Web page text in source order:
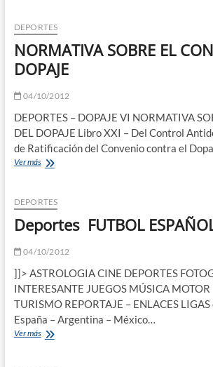
DEPORTES
NORMATIVA SOBRE EL
DOPAJE
04/10/2012
DEPORTES – DOPAJE VI NORMATIVA
DEL DOPAJE Libro XXI – Del Control
de Ratificación del Convenio contra el
Ver másNORMATIVA
CONTROL
DEL
DOPAJE
DEPORTES
Deportes FUTBOL
04/10/2012
]]> ASTROLOGIA CINE DEPORTES
INTERESANTE JUEGOS MÚSICA MOTOR
TURISMO REPORTAJE – ENLACES
España – Argentina – México…
Ver másDeportes